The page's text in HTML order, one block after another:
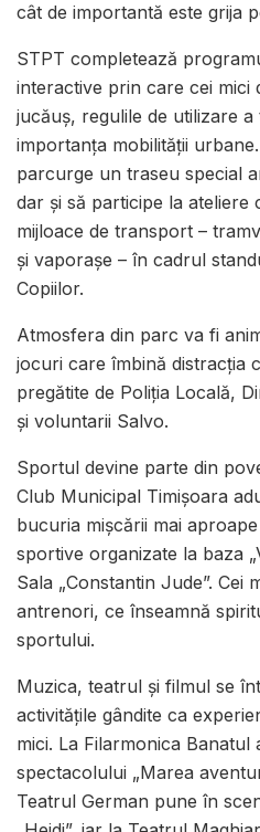
cât de importantă este grija
STPT completează
interactive prin care cei mici
jucăuș, regulile de utilizare
importanța mobilității
parcurge un traseu special
dar și să participe la ateliere
mijloace de transport –
și vaporașe – în cadrul
Copiilor.
Atmosfera din parc va fi
jocuri care îmbină distracția
pregătite de Poliția Locală,
și voluntarii Salvo.
Sportul devine parte din
Club Municipal Timișoara
bucuria mișcării mai
sportive organizate la baza
Sala „Constantin Jude”. Cei
antrenori, ce înseamnă
sportului.
Muzica, teatrul și filmul se
activitățile gândite ca
mici. La Filarmonica Banatul
spectacolului „Marea
Teatrul German pune în